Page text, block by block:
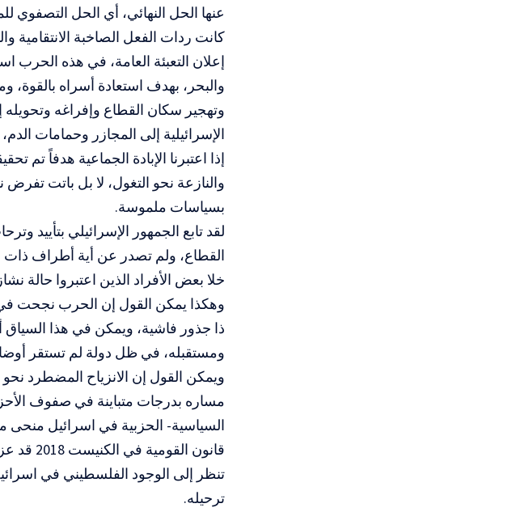
عنها الحل النهائي، أي الحل التصفوي
كانت ردات الفعل الصاخبة الانتقامية
إعلان التعبئة العامة، في هذه الحرب
والبحر، بهدف استعادة أسراه بالقوة،
وتهجير سكان القطاع وإفراغه وتحويله
الإسرائيلية إلى المجازر وحمامات
إذا اعتبرنا الإبادة الجماعية هدفاً تم
والنازعة نحو التغول، لا بل باتت تفرض
بسياسات ملموسة.
لقد تابع الجمهور الإسرائيلي بتأييد
القطاع، ولم تصدر عن أية أطراف
خلا بعض الأفراد الذين اعتبروا حالة
وهكذا يمكن القول إن الحرب نجحت
ذا جذور فاشية، ويمكن في هذا السياق
ومستقبله، في ظل دولة لم تستقر
ويمكن القول إن الانزياح المضطرد
مساره بدرجات متباينة في صفوف
السياسية- الحزبية في اسرائيل منحى
قانون
تنظر إلى الوجود الفلسطيني في
ترحيله.